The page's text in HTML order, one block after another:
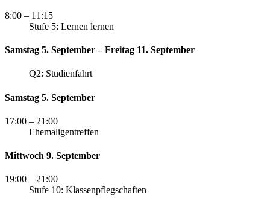
8:00 – 11:15
Stufe 5: Lernen lernen
Samstag 5. September – Freitag 11. September
Q2: Studienfahrt
Samstag 5. September
17:00 – 21:00
Ehemaligentreffen
Mittwoch 9. September
19:00 – 21:00
Stufe 10: Klassenpflegschaften